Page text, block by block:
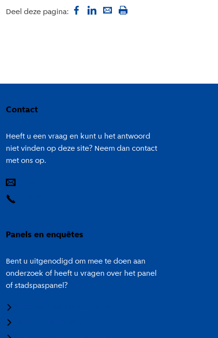
Deel deze pagina:
Contact
Heeft u een vraag en kunt u het antwoord
niet vinden op deze site? Neem dan contact
met ons op.
Panels en enquêtes
Bent u uitgenodigd om mee te doen aan
onderzoek of heeft u vragen over het panel
of stadspaspanel?